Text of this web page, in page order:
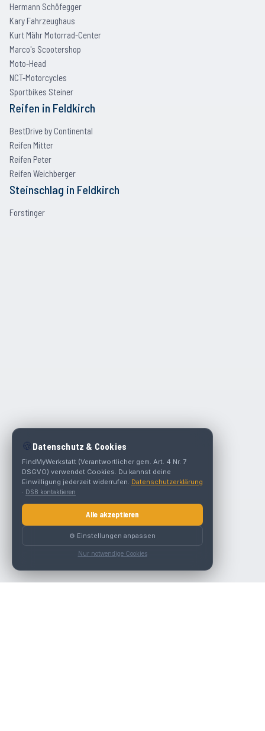
Hermann Schöfegger
Kary Fahrzeughaus
Kurt Mähr Motorrad-Center
Marco's Scootershop
Moto-Head
NCT-Motorcycles
Sportbikes Steiner
Reifen in Feldkirch
BestDrive by Continental
Reifen Mitter
Reifen Peter
Reifen Weichberger
Steinschlag in Feldkirch
Forstinger
🍪 Datenschutz & Cookies
FindMyWerkstatt (Verantwortlicher gem. Art. 4 Nr. 7
DSGVO) verwendet Cookies. Du kannst deine
Einwilligung jederzeit widerrufen. Datenschutzerklärung
· DSB kontaktieren
Alle akzeptieren
⚙️ Einstellungen anpassen
Nur notwendige Cookies